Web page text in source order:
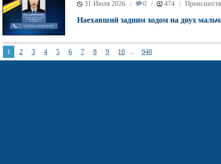
31 Июля 2026 / 0 / 474 /
Наехавший задним ходом на двух
1 2 3 4 5 6 7 8 9 10 ... 948